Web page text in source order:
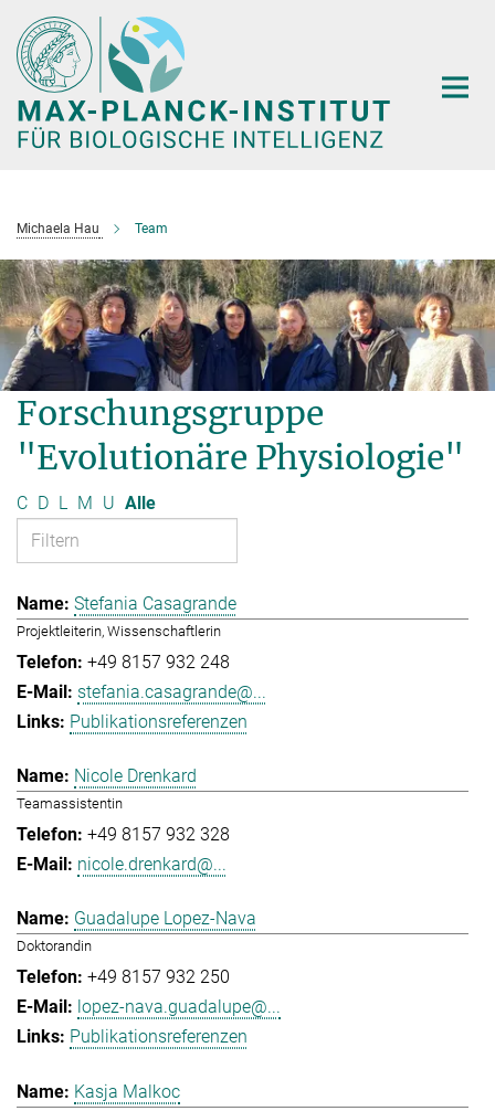
Hauptinhalt
Michaela Hau Team
Forschungsgruppe
"Evolutionäre Physiologie"
C D L M U Alle
Stefania Casagrande
Projektleiterin, Wissenschaftlerin
+49 8157 932 248
stefania.casagrande@...
Publikationsreferenzen
Nicole Drenkard
Teamassistentin
+49 8157 932 328
nicole.drenkard@...
Guadalupe Lopez-Nava
Doktorandin
+49 8157 932 250
lopez-nava.guadalupe@...
Publikationsreferenzen
Kasja Malkoc